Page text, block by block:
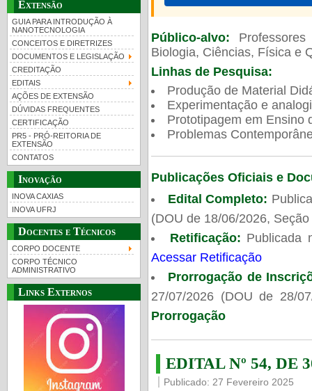
Extensão
GUIA PARA INTRODUÇÃO À
NANOTECNOLOGIA
CONCEITOS E DIRETRIZES
DOCUMENTOS E LEGISLAÇÃO
CREDITAÇÃO
EDITAIS
AÇÕES DE EXTENSÃO
DÚVIDAS FREQUENTES
CERTIFICAÇÃO
PR5 - PRÓ-REITORIA DE
EXTENSÃO
CONTATOS
Inovação
INOVA CAXIAS
INOVA UFRJ
Docentes e Técnicos
CORPO DOCENTE
CORPO TÉCNICO
ADMINISTRATIVO
Links Externos
Público-alvo:
Biologia, Ciências, Física e
Linhas de Pesquisa:
Produção de Material
Experimentação e
Prototipagem em Ensino
Problemas
Publicações Oficiais e
Edital Completo:
(DOU de 18/06/2026,
Retificação: Publicada
Acessar Retificação
Prorrogação de
27/07/2026 (DOU de 28/
Prorrogação
EDITAL Nº 54, DE
Publicado: 27 Fevereiro 2025